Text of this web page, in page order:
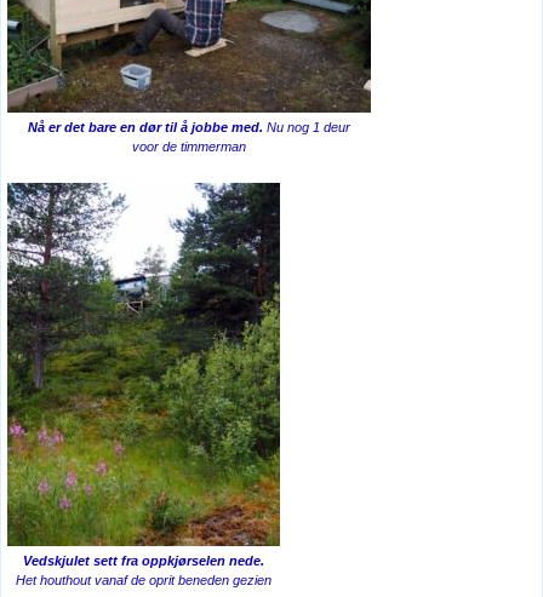
Nå er det bare en dør til å jobbe med. Nu nog 1 deur
voor de timmerman
Vedskjulet sett fra oppkjørselen nede.
Het houthout vanaf de oprit beneden gezien